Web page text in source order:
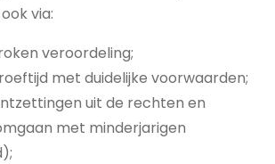
via:
veroordeling;
met duidelijke voorwaarden;
uit de rechten en
met minderjarigen